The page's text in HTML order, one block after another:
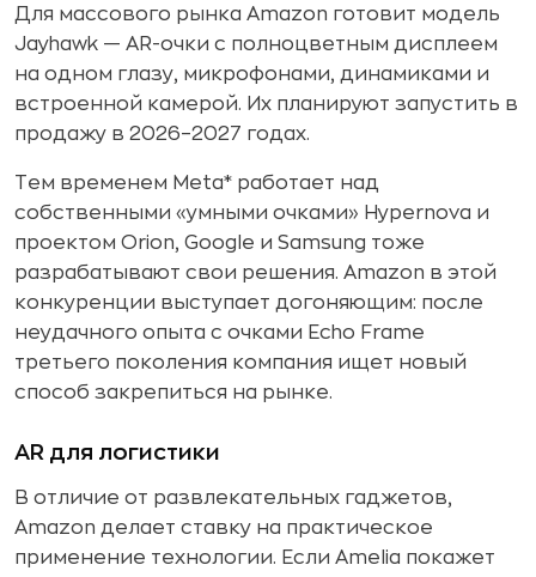
Для массового рынка Amazon готовит модель
Jayhawk — AR-очки с полноцветным дисплеем
на одном глазу, микрофонами, динамиками и
встроенной камерой. Их планируют запустить в
продажу в 2026–2027 годах.
Тем временем Meta* работает над
собственными «умными очками» Hypernova и
проектом Orion, Google и Samsung тоже
разрабатывают свои решения. Amazon в этой
конкуренции выступает догоняющим: после
неудачного опыта с очками Echo Frame
третьего поколения компания ищет новый
способ закрепиться на рынке.
AR для логистики
В отличие от развлекательных гаджетов,
Amazon делает ставку на практическое
применение технологии. Если Amelia покажет